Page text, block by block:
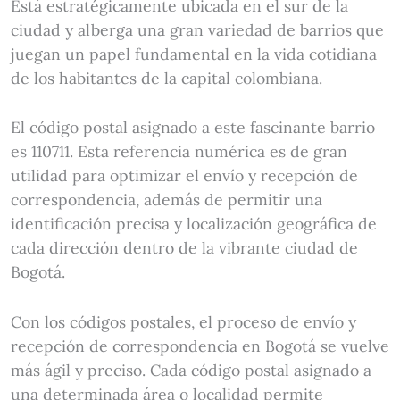
Está estratégicamente ubicada en el sur de la
ciudad y alberga una gran variedad de barrios que
juegan un papel fundamental en la vida cotidiana
de los habitantes de la capital colombiana.
El código postal asignado a este fascinante barrio
es 110711. Esta referencia numérica es de gran
utilidad para optimizar el envío y recepción de
correspondencia, además de permitir una
identificación precisa y localización geográfica de
cada dirección dentro de la vibrante ciudad de
Bogotá.
Con los códigos postales, el proceso de envío y
recepción de correspondencia en Bogotá se vuelve
más ágil y preciso. Cada código postal asignado a
una determinada área o localidad permite